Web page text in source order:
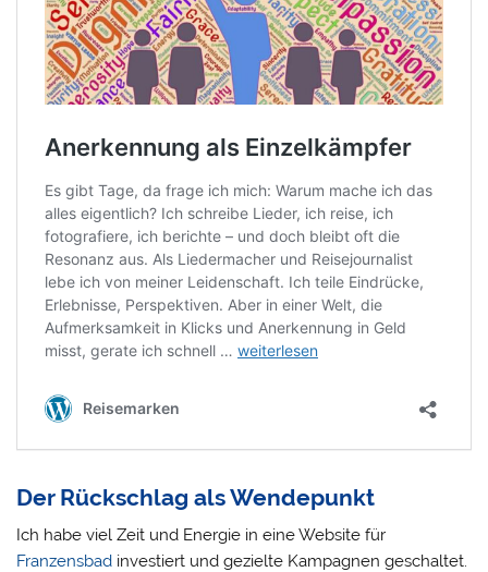
Der Rückschlag als Wendepunkt
Ich habe viel Zeit und Energie in eine Website für
Franzensbad investiert und gezielte Kampagnen geschaltet.